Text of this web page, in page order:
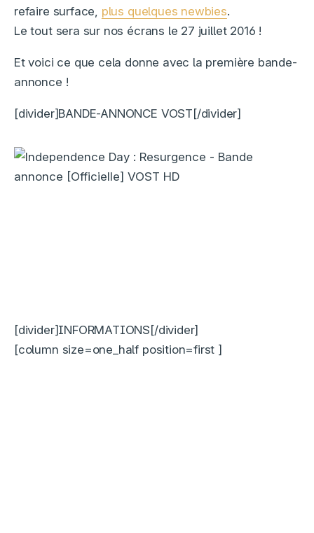
refaire surface, plus quelques newbies.
Le tout sera sur nos écrans le 27 juillet 2016 !
Et voici ce que cela donne avec la première bande-
annonce !
[divider]BANDE-ANNONCE VOST[/divider]
[divider]INFORMATIONS[/divider]
[column size=one_half position=first ]